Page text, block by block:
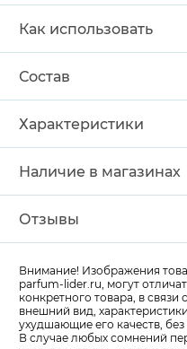
Как использовать
Состав
Характеристики
Наличие в магазинах
Отзывы
Внимание! Изображения
parfum-lider.ru, могут
конкретного товара, в
внешний вид,
ухудшающие его качеств,
В случае любых сомнений